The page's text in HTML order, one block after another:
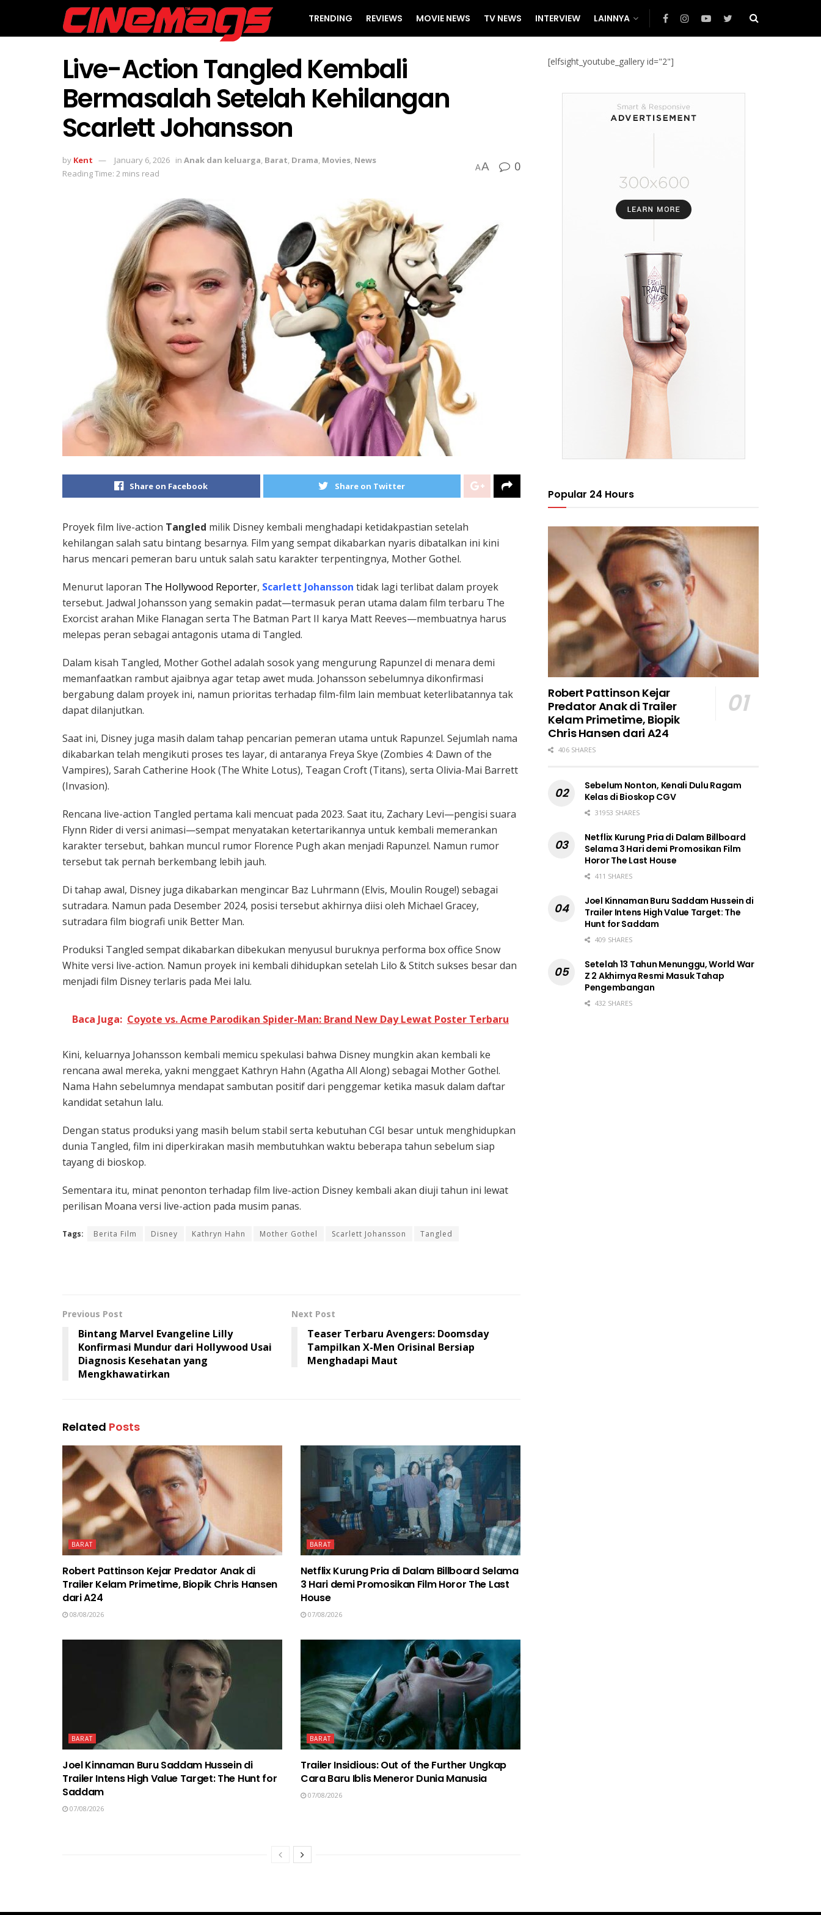
TRENDING REVIEWS MOVIE NEWS TV NEWS INTERVIEW LAINNYA
Live-Action Tangled Kembali
Bermasalah Setelah Kehilangan
Scarlett Johansson
by Kent January 6, 2026 in Anak dan keluarga, Barat, Drama, Movies, News
Reading Time: 2 mins read
AA 0
Share on Facebook Share on Twitter
Proyek film live-action Tangled milik Disney kembali menghadapi ketidakpastian setelah
kehilangan salah satu bintang besarnya. Film yang sempat dikabarkan nyaris dibatalkan ini kini
harus mencari pemeran baru untuk salah satu karakter terpentingnya, Mother Gothel.
Menurut laporan The Hollywood Reporter, Scarlett Johansson tidak lagi terlibat dalam proyek
tersebut. Jadwal Johansson yang semakin padat—termasuk peran utama dalam film terbaru The
Exorcist arahan Mike Flanagan serta The Batman Part II karya Matt Reeves—membuatnya harus
melepas peran sebagai antagonis utama di Tangled.
Dalam kisah Tangled, Mother Gothel adalah sosok yang mengurung Rapunzel di menara demi
memanfaatkan rambut ajaibnya agar tetap awet muda. Johansson sebelumnya dikonfirmasi
bergabung dalam proyek ini, namun prioritas terhadap film-film lain membuat keterlibatannya tak
dapat dilanjutkan.
Saat ini, Disney juga masih dalam tahap pencarian pemeran utama untuk Rapunzel. Sejumlah nama
dikabarkan telah mengikuti proses tes layar, di antaranya Freya Skye (Zombies 4: Dawn of the
Vampires), Sarah Catherine Hook (The White Lotus), Teagan Croft (Titans), serta Olivia-Mai Barrett
(Invasion).
Rencana live-action Tangled pertama kali mencuat pada 2023. Saat itu, Zachary Levi—pengisi suara
Flynn Rider di versi animasi—sempat menyatakan ketertarikannya untuk kembali memerankan
karakter tersebut, bahkan muncul rumor Florence Pugh akan menjadi Rapunzel. Namun rumor
tersebut tak pernah berkembang lebih jauh.
Di tahap awal, Disney juga dikabarkan mengincar Baz Luhrmann (Elvis, Moulin Rouge!) sebagai
sutradara. Namun pada Desember 2024, posisi tersebut akhirnya diisi oleh Michael Gracey,
sutradara film biografi unik Better Man.
Produksi Tangled sempat dikabarkan dibekukan menyusul buruknya performa box office Snow
White versi live-action. Namun proyek ini kembali dihidupkan setelah Lilo & Stitch sukses besar dan
menjadi film Disney terlaris pada Mei lalu.
Baca Juga: Coyote vs. Acme Parodikan Spider-Man: Brand New Day Lewat Poster Terbaru
Kini, keluarnya Johansson kembali memicu spekulasi bahwa Disney mungkin akan kembali ke
rencana awal mereka, yakni menggaet Kathryn Hahn (Agatha All Along) sebagai Mother Gothel.
Nama Hahn sebelumnya mendapat sambutan positif dari penggemar ketika masuk dalam daftar
kandidat setahun lalu.
Dengan status produksi yang masih belum stabil serta kebutuhan CGI besar untuk menghidupkan
dunia Tangled, film ini diperkirakan masih membutuhkan waktu beberapa tahun sebelum siap
tayang di bioskop.
Sementara itu, minat penonton terhadap film live-action Disney kembali akan diuji tahun ini lewat
perilisan Moana versi live-action pada musim panas.
Tags: Berita Film Disney Kathryn Hahn Mother Gothel Scarlett Johansson Tangled
Previous Post
Bintang Marvel Evangeline Lilly
Konfirmasi Mundur dari Hollywood Usai
Diagnosis Kesehatan yang
Mengkhawatirkan
Next Post
Teaser Terbaru Avengers: Doomsday
Tampilkan X-Men Orisinal Bersiap
Menghadapi Maut
Related Posts
BARAT
Robert Pattinson Kejar Predator Anak di
Trailer Kelam Primetime, Biopik Chris Hansen
dari A24
08/08/2026
BARAT
Netflix Kurung Pria di Dalam Billboard Selama
3 Hari demi Promosikan Film Horor The Last
House
07/08/2026
BARAT
Joel Kinnaman Buru Saddam Hussein di
Trailer Intens High Value Target: The Hunt for
Saddam
07/08/2026
BARAT
Trailer Insidious: Out of the Further Ungkap
Cara Baru Iblis Meneror Dunia Manusia
07/08/2026
[elfsight_youtube_gallery id="2"]
Popular 24 Hours
Robert Pattinson Kejar
Predator Anak di Trailer
Kelam Primetime, Biopik
Chris Hansen dari A24
406 SHARES
Sebelum Nonton, Kenali Dulu Ragam
Kelas di Bioskop CGV
31953 SHARES
Netflix Kurung Pria di Dalam Billboard
Selama 3 Hari demi Promosikan Film
Horor The Last House
411 SHARES
Joel Kinnaman Buru Saddam Hussein di
Trailer Intens High Value Target: The
Hunt for Saddam
409 SHARES
Setelah 13 Tahun Menunggu, World War
Z 2 Akhirnya Resmi Masuk Tahap
Pengembangan
432 SHARES